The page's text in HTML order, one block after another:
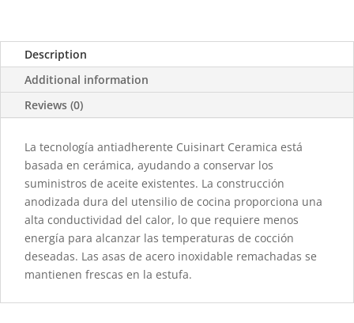
Description
Additional information
Reviews (0)
La tecnología antiadherente Cuisinart Ceramica está
basada en cerámica, ayudando a conservar los
suministros de aceite existentes. La construcción
anodizada dura del utensilio de cocina proporciona una
alta conductividad del calor, lo que requiere menos
energía para alcanzar las temperaturas de cocción
deseadas. Las asas de acero inoxidable remachadas se
mantienen frescas en la estufa.